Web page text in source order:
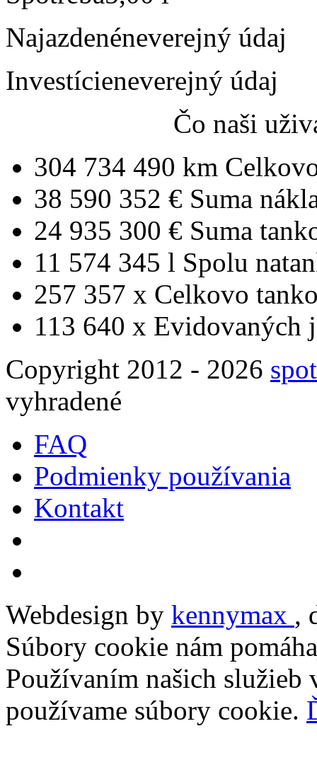
Najazdenéneverejný údaj
Investícieneverejný údaj
Čo naši
304 734 490 km
38 590 352 € Suma
24 935 300 € Suma
11 574 345 l Spolu
257 357 x Celkovo
113 640 x Evidovaných
Copyright 2012 - 2026
vyhradené
FAQ
Podmienky používania
Kontakt
Webdesign by kennymax ,
Súbory cookie nám
Používaním našich služieb
používame súbory cookie.